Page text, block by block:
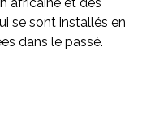
africaine et des
se sont installés en
dans le passé.